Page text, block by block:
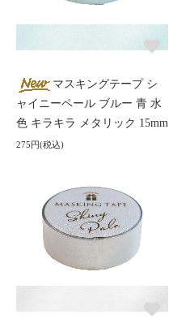
マスキングテープ シ
ャイニーペール ブルー 青 水
色 キラキラ メタリック 15mm
275円(税込)